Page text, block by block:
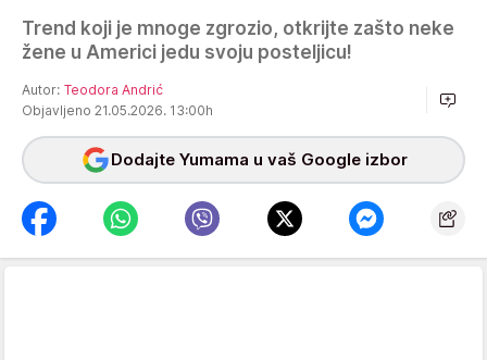
Trend koji je mnoge zgrozio, otkrijte zašto neke
žene u Americi jedu svoju posteljicu!
Autor: Teodora Andrić
Objavljeno 21.05.2026. 13:00h
Dodajte Yumama u vaš Google izbor